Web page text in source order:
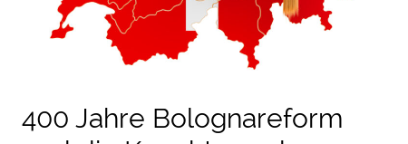
400 Jahre Bolognareform